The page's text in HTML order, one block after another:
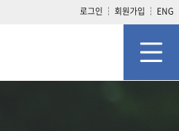
로그인 회원가입 ENG